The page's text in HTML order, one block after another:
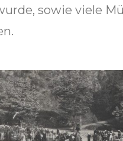
sowie viele